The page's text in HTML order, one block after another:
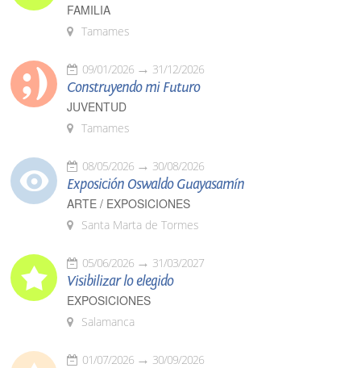
FAMILIA
Tamames
09/01/2026 31/12/2026
Construyendo mi Futuro
JUVENTUD
Tamames
08/05/2026 30/08/2026
Exposición Oswaldo Guayasamín
ARTE / EXPOSICIONES
Santa Marta de Tormes
05/06/2026 31/03/2027
Visibilizar lo elegido
EXPOSICIONES
Salamanca
01/07/2026 30/09/2026